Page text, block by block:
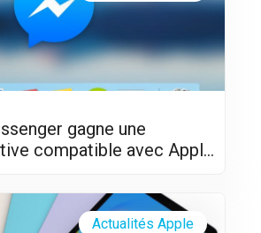
gagne une
compatible avec Apple
Actualités Apple